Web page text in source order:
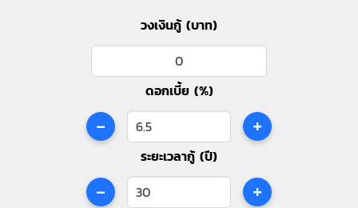
วงเงินกู้ (บาท)
ดอกเบี้ย (%)
- +
ระยะเวลากู้ (ปี)
- +